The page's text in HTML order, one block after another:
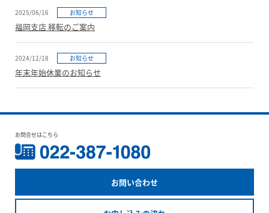
2025/06/16 お知らせ
福岡支店 移転のご案内
2024/12/18 お知らせ
年末年始休業のお知らせ
お問合せはこちら
お問い合わせ